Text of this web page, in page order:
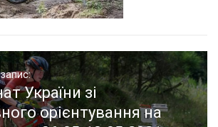
України зі
орієнтування на